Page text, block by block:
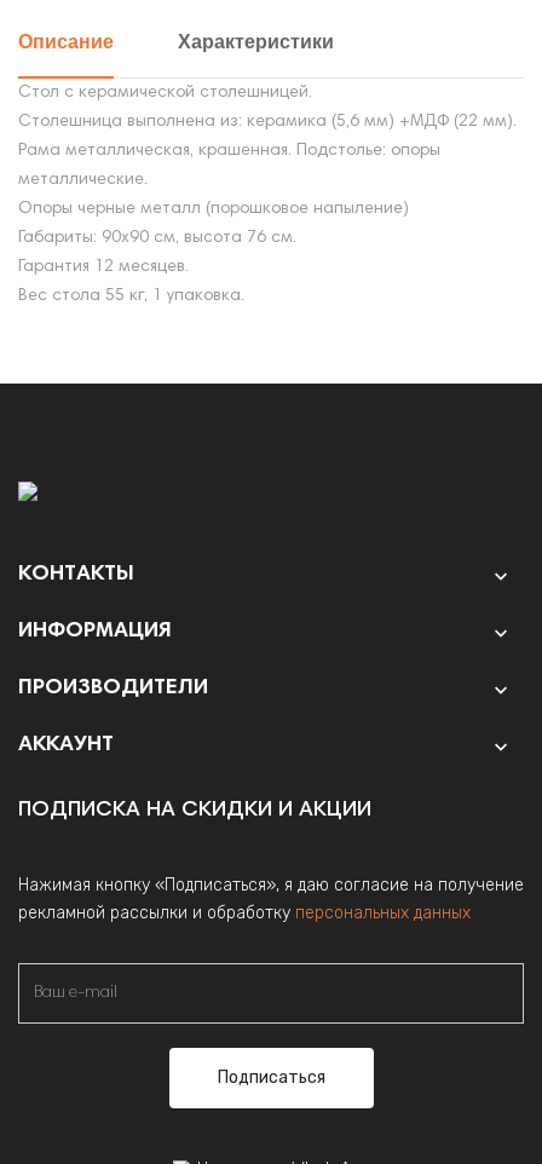
Описание Характеристики
Стол с керамической столешницей.
Столешница выполнена из: керамика (5,6 мм) +МДФ (22 мм).
Рама металлическая, крашенная. Подстолье: опоры
металлические.
Опоры черные металл (порошковое напыление)
Габариты: 90х90 см, высота 76 см.
Гарантия 12 месяцев.
Вес стола 55 кг, 1 упаковка.
КОНТАКТЫ 
ИНФОРМАЦИЯ 
ПРОИЗВОДИТЕЛИ 
АККАУНТ 
ПОДПИСКА НА СКИДКИ И АКЦИИ
Нажимая кнопку «Подписаться», я даю согласие на получение
рекламной рассылки и обработку персональных данных
Подписаться